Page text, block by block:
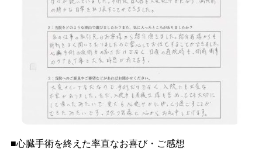
■心臓手術を終えた率直なお喜び・ご感想